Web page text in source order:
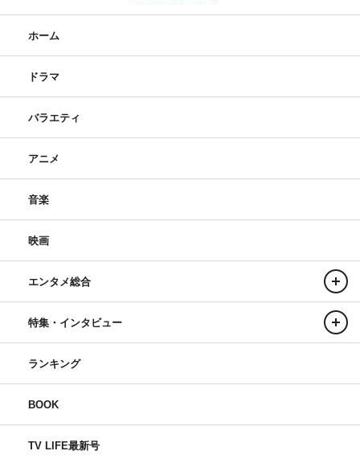
ホーム
ドラマ
バラエティ
アニメ
音楽
映画
エンタメ総合
特集・インタビュー
ランキング
BOOK
TV LIFE最新号